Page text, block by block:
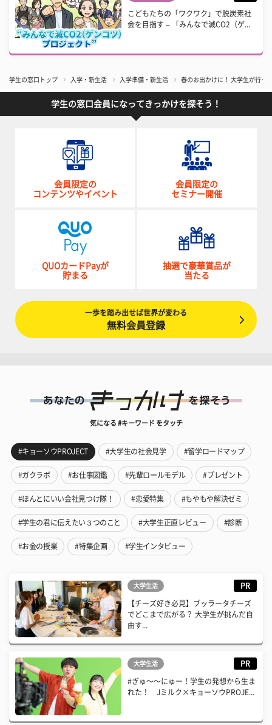
こどもたちの「ワクワク」で脱炭素社
会を目指す – 「みんなで減CO2（ゲ...
学生の窓口トップ 入学・新生活 入学準備・新生活 春のお出かけに！ 大学生が行っ
学生の窓口会員になってきっかけを探そう！
会員限定の
コンテンツやイベント
会員限定の
セミナー開催
QUOカードPayが
貯まる
抽選で豪華賞品が
当たる
一歩を踏み出せば世界が変わる
無料会員登録
気になる #キーワード をタッチ
#キョーソウPROJECT #大学生の社会見学 #留学ロードマップ
#ガクラボ #お仕事図鑑 #先輩ロールモデル #プレゼント
#ほんとにいい会社見つけ隊！ #恋愛特集 #もやもや解決ゼミ
#学生の君に伝えたい３つのこと #大学生正直レビュー #診断
#お金の授業 #特集企画 #学生インタビュー
大学生活 PR
【チーズ好き必見】ブッラータチーズ
でどこまで広がる？ 大学生が挑んだ自
由す...
大学生活 PR
#ぎゅ〜〜にゅー！学生の発想から生ま
れた！ Jミルク×キョーソウPROJE...